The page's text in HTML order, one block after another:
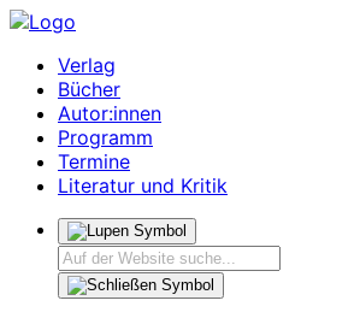
Verlag
Bücher
Autor:innen
Programm
Termine
Literatur und Kritik